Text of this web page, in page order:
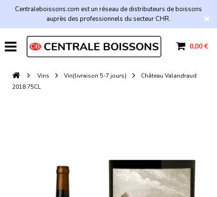
Centraleboissons.com est un réseau de distributeurs de boissons
auprès des professionnels du secteur CHR.
0,00 €
Vins Vin(livraison 5-7 jours)
Château Valandraud
2018 75CL